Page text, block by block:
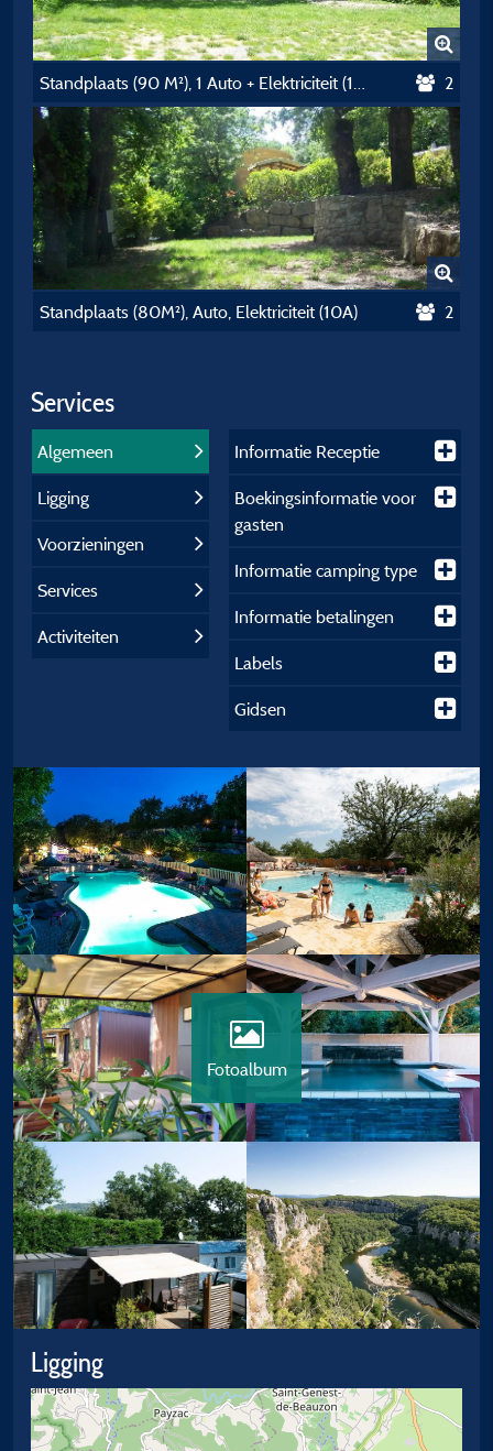
Standplaats (90 M²), 1 Auto + Elektriciteit (10A) 2
Standplaats (80M²), Auto, Elektriciteit (10A) 2
Services
Algemeen
Ligging
Voorzieningen
Services
Activiteiten
Informatie Receptie
Boekingsinformatie voor
gasten
Informatie camping type
Informatie betalingen
Labels
Gidsen
Fotoalbum
Ligging